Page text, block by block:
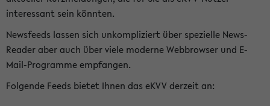
interessant sein könnten.
Newsfeeds lassen sich unkompliziert über spezielle News-
Reader aber auch über viele moderne Webbrowser und E-
Mail-Programme empfangen.
Folgende Feeds bietet Ihnen das eKVV derzeit an: